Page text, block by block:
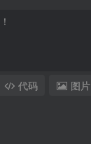
代码 图片